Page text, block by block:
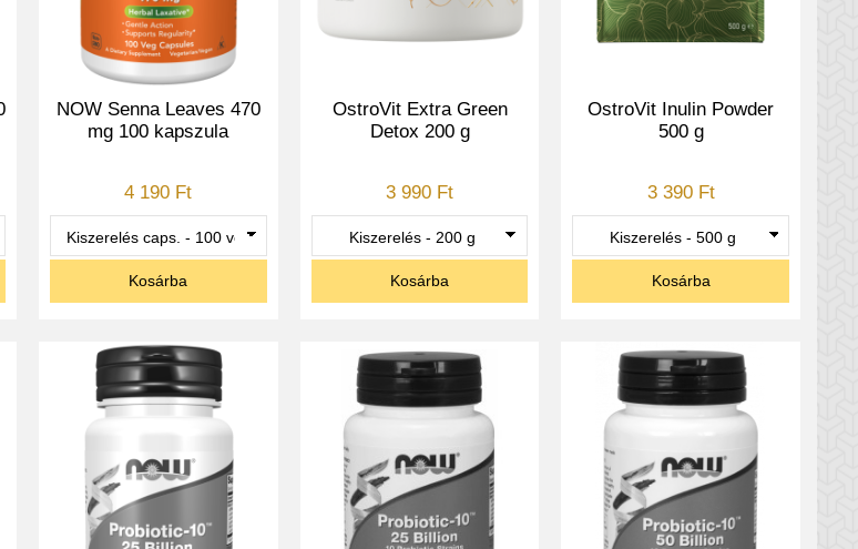
NOW Senna Leaves 470
mg 100 kapszula
4 190 Ft
Kosárba
OstroVit Extra Green
Detox 200 g
3 990 Ft
Kosárba
OstroVit Inulin Powder
500 g
3 390 Ft
Kosárba